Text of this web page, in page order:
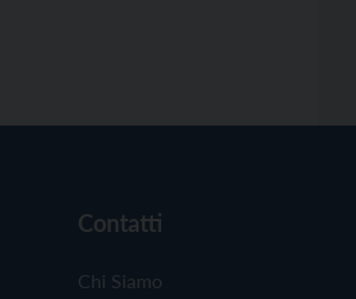
Contatti
Chi Siamo